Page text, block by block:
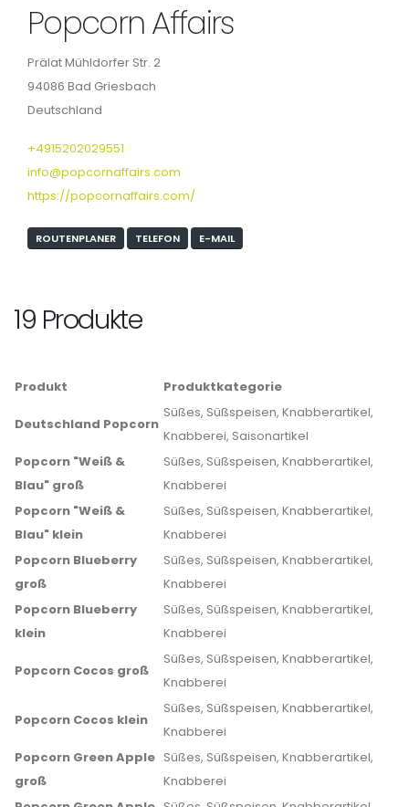
Popcorn Affairs
Prälat Mühldorfer Str. 2
94086 Bad Griesbach
Deutschland
+4915202029551
info@popcornaffairs.com
https://popcornaffairs.com/
ROUTENPLANER TELEFON E-MAIL
19 Produkte
Produkt Produktkategorie
Deutschland Popcorn
Süßes, Süßspeisen, Knabberartikel,
Knabberei, Saisonartikel
Popcorn "Weiß &
Blau" groß
Süßes, Süßspeisen, Knabberartikel,
Knabberei
Popcorn "Weiß &
Blau" klein
Süßes, Süßspeisen, Knabberartikel,
Knabberei
Popcorn Blueberry
groß
Süßes, Süßspeisen, Knabberartikel,
Knabberei
Popcorn Blueberry
klein
Süßes, Süßspeisen, Knabberartikel,
Knabberei
Popcorn Cocos groß
Süßes, Süßspeisen, Knabberartikel,
Knabberei
Popcorn Cocos klein
Süßes, Süßspeisen, Knabberartikel,
Knabberei
Popcorn Green Apple
groß
Süßes, Süßspeisen, Knabberartikel,
Knabberei